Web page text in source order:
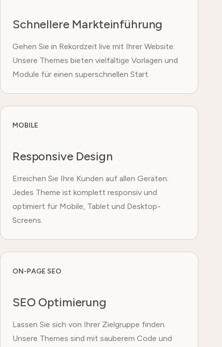
Schnellere Markteinführung
Gehen Sie in Rekordzeit live mit Ihrer Website:
Unsere Themes bieten vielfältige Vorlagen und
Module für einen superschnellen Start.
MOBILE
Responsive Design
Erreichen Sie Ihre Kunden auf allen Geräten:
Jedes Theme ist komplett responsiv und
optimiert für Mobile, Tablet und Desktop-
Screens.
ON-PAGE SEO
SEO Optimierung
Lassen Sie sich von Ihrer Zielgruppe finden.
Unsere Themes sind mit sauberem Code und